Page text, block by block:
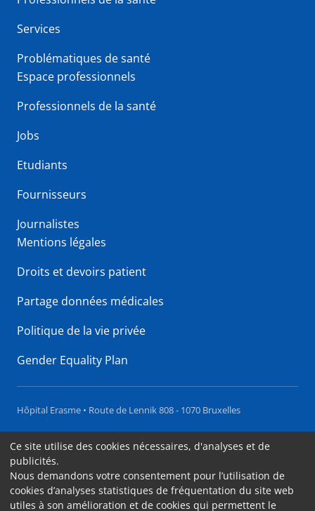
Services
Problématiques de santé
Espace professionnels
Professionnels de la santé
Jobs
Etudiants
Fournisseurs
Journalistes
Mentions légales
Droits et devoirs patient
Partage données médicales
Politique de la vie privée
Gender Equality Plan
Hôpital Erasme • Route de Lennik 808 - 1070 Bruxelles
Accessibilité
Contact
Cookies
Ce site utilise des cookies nécessaires, d'analyses et de
publicités.
Nous demandons votre consentement pour l’utilisation de
cookies d’analyses statistiques de fréquentation du site web
utiles à son amélioration et de cookies qui permettent le